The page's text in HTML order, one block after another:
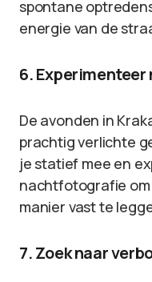
spontane
energie van de
6.
De avonden in
prachtig verlichte
je statief mee en
nachtfotografie
manier vast te
7. Zoek naar